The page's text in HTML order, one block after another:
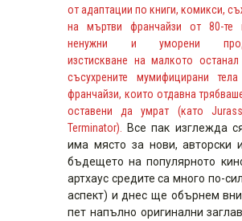
от адаптации по книги, комикси,
на мъртви франчайзи от 80-те
ненужни и уморени
изстискване на малкото
съсухрените мумифицирани
франчайзи, които отдавна
оставени да умрат (като
Terminator).Все пак изглежда
има място за нови, авторски
бъдещето на популярното
артхаус средите са много по-
аспект) и днес ще обърнем
пет напълно оригинални